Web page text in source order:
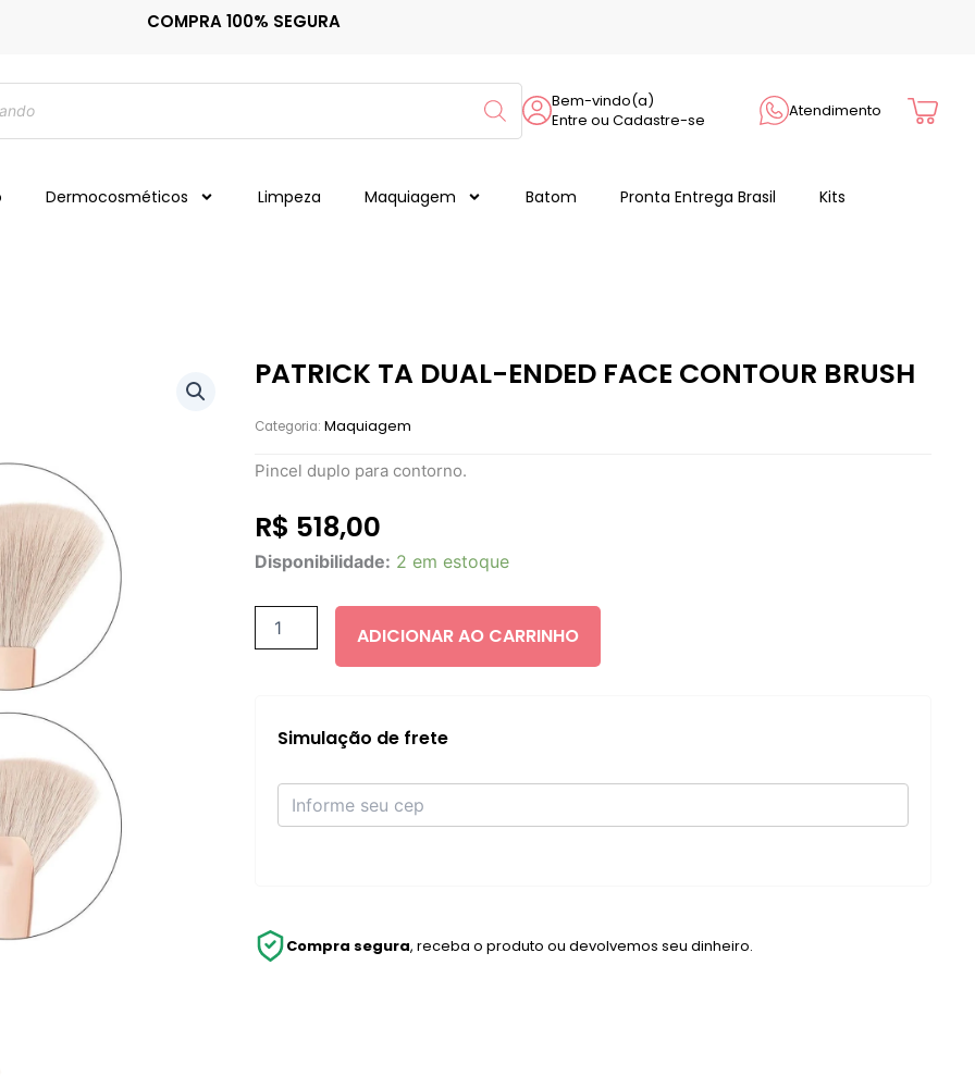
COMPRA 100% SEGURA
Bem-vindo(a)
Entre ou Cadastre-se
Atendimento Cart
Dermocosméticos Limpeza Maquiagem Batom Pronta Entrega Brasil Kits
PATRICK TA DUAL-ENDED FACE CONTOUR BRUSH
Categoria: Maquiagem
Pincel duplo para contorno.
R$ 518,00
Disponibilidade: 2 em estoque
PATRICK
ENDED
ADICIONAR AO CARRINHO
Simulação de frete
Compra segura, receba o produto ou devolvemos seu dinheiro.